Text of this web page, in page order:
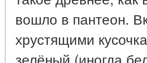
вошло в пантеон.
хрустящими